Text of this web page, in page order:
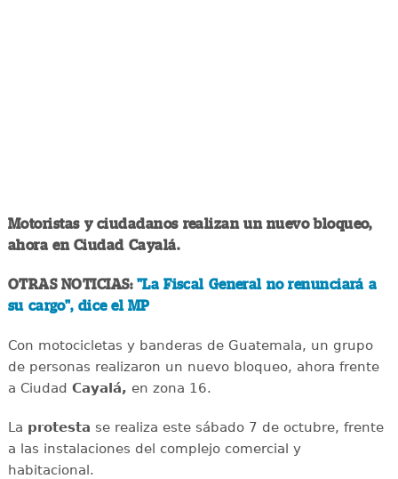
Motoristas y ciudadanos realizan un nuevo bloqueo,
ahora en Ciudad Cayalá.
OTRAS NOTICIAS: "La Fiscal General no renunciará a
su cargo", dice el MP
Con motocicletas y banderas de Guatemala, un grupo
de personas realizaron un nuevo bloqueo, ahora frente
a Ciudad Cayalá, en zona 16.
La protesta se realiza este sábado 7 de octubre, frente
a las instalaciones del complejo comercial y
habitacional.